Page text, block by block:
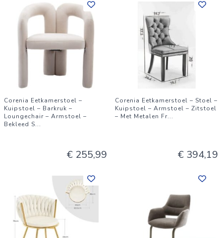
Corenia Eetkamerstoel –
Kuipstoel – Barkruk –
Loungechair – Armstoel –
Bekleed S...
€ 255,99
Corenia Eetkamerstoel – Stoel –
Kuipstoel – Armstoel – Zitstoel
– Met Metalen Fr...
€ 394,19